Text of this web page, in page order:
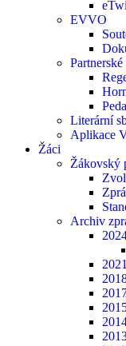
EVVO
Literární
Aplikace
Žáci
Žákovský
Archiv